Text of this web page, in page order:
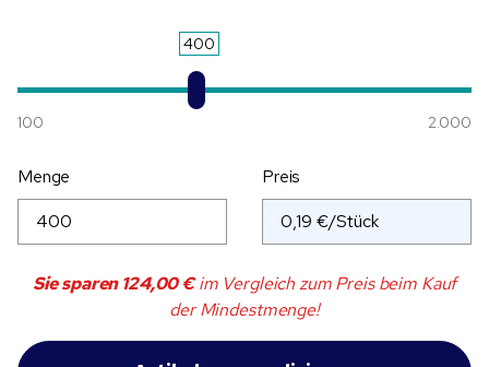
400
100 2.000
Menge Preis
Sie sparen124,00 €im Vergleich zum Preis beim Kauf
der Mindestmenge!